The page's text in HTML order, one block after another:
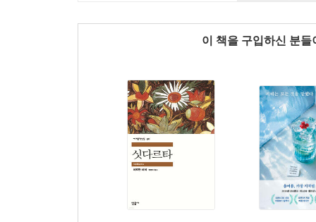
이 책을 구입하신 분